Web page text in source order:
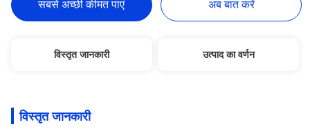
सबसे अच्छी कीमत पाएं अब बात करें
विस्तृत जानकारी उत्पाद का वर्णन
विस्तृत जानकारी